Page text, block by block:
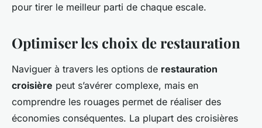
pour tirer le meilleur parti de chaque escale.
Optimiser les choix de restauration
Naviguer à travers les options de restauration
croisière peut s’avérer complexe, mais en
comprendre les rouages permet de réaliser des
économies conséquentes. La plupart des croisières